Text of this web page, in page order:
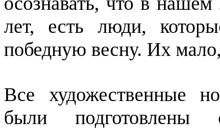
лет, есть люди,
победную весну. Их
Все художественные
были подготовлены